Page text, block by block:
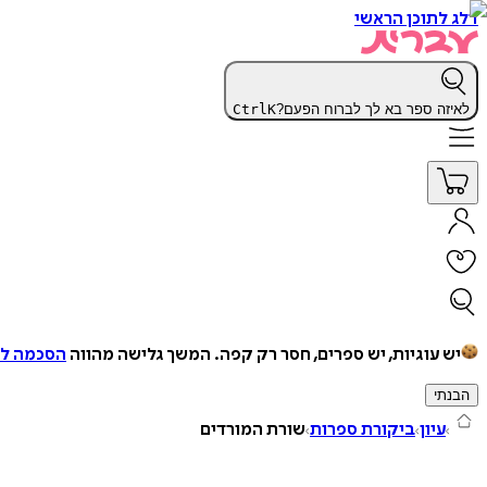
דלג לתוכן הראשי
לאיזה ספר בא לך לברוח הפעם? CtrlK
יש עוגיות, יש ספרים, חסר רק קפה. המשך גלישה מהווה הסכמה
הבנתי
עיון ביקורת ספרות שורת המורדים